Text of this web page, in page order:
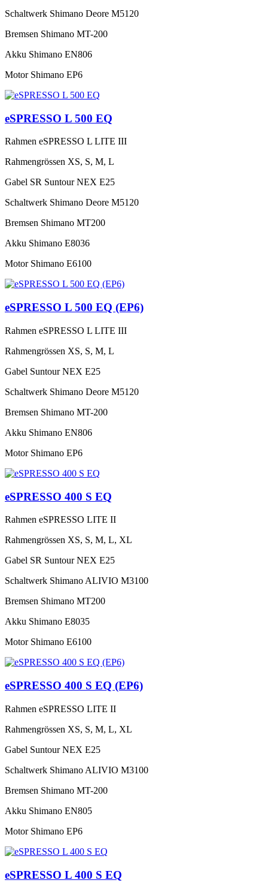
Schaltwerk Shimano Deore M5120
Bremsen Shimano MT-200
Akku Shimano EN806
Motor Shimano EP6
eSPRESSO L 500 EQ
Rahmen eSPRESSO L LITE III
Rahmengrössen XS, S, M, L
Gabel SR Suntour NEX E25
Schaltwerk Shimano Deore M5120
Bremsen Shimano MT200
Akku Shimano E8036
Motor Shimano E6100
eSPRESSO L 500 EQ (EP6)
Rahmen eSPRESSO L LITE III
Rahmengrössen XS, S, M, L
Gabel Suntour NEX E25
Schaltwerk Shimano Deore M5120
Bremsen Shimano MT-200
Akku Shimano EN806
Motor Shimano EP6
eSPRESSO 400 S EQ
Rahmen eSPRESSO LITE II
Rahmengrössen XS, S, M, L, XL
Gabel SR Suntour NEX E25
Schaltwerk Shimano ALIVIO M3100
Bremsen Shimano MT200
Akku Shimano E8035
Motor Shimano E6100
eSPRESSO 400 S EQ (EP6)
Rahmen eSPRESSO LITE II
Rahmengrössen XS, S, M, L, XL
Gabel Suntour NEX E25
Schaltwerk Shimano ALIVIO M3100
Bremsen Shimano MT-200
Akku Shimano EN805
Motor Shimano EP6
eSPRESSO L 400 S EQ